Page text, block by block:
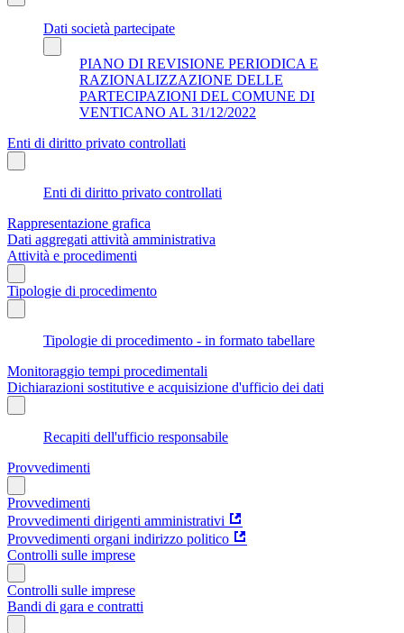
Dati società partecipate
PIANO DI REVISIONE PERIODICA E
RAZIONALIZZAZIONE DELLE
PARTECIPAZIONI DEL COMUNE DI
VENTICANO AL 31/12/2022
Enti di diritto privato controllati
Enti di diritto privato controllati
Rappresentazione grafica
Dati aggregati attività amministrativa
Attività e procedimenti
Tipologie di procedimento
Tipologie di procedimento - in formato tabellare
Monitoraggio tempi procedimentali
Dichiarazioni sostitutive e acquisizione d'ufficio dei dati
Recapiti dell'ufficio responsabile
Provvedimenti
Provvedimenti
Provvedimenti dirigenti amministrativi
Provvedimenti organi indirizzo politico
Controlli sulle imprese
Controlli sulle imprese
Bandi di gara e contratti